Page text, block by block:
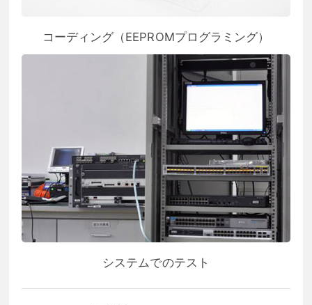
コーディング（EEPROMプログラミング）
システムでのテスト